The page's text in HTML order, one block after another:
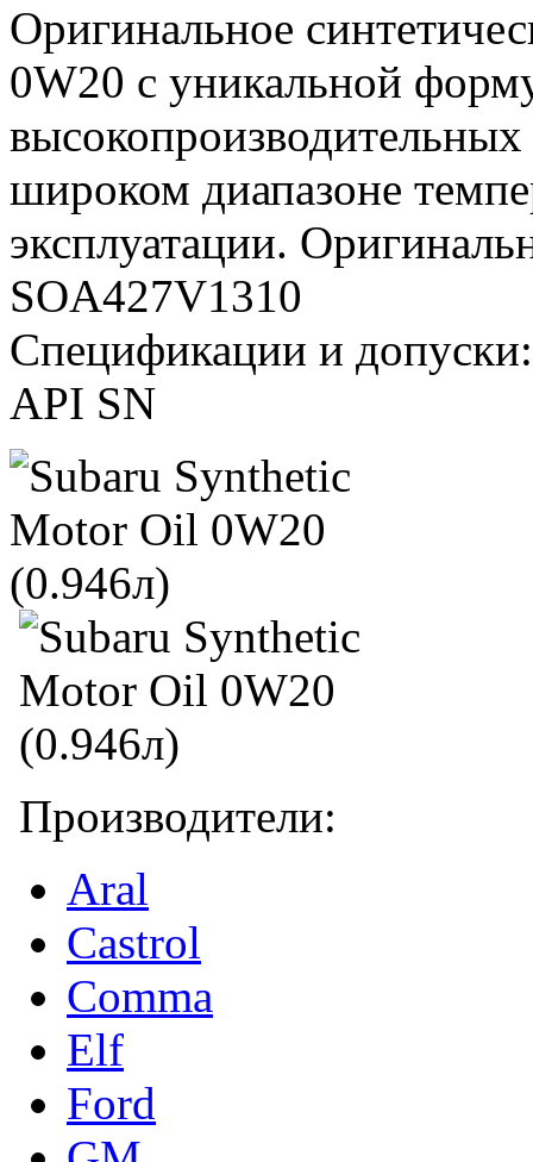
Оригинальное
0W20 с уникальной
широком диапазоне
эксплуатации.
SOA427V1310
Спецификации и допуски:
API SN
Производители:
Aral
Castrol
Comma
Elf
Ford